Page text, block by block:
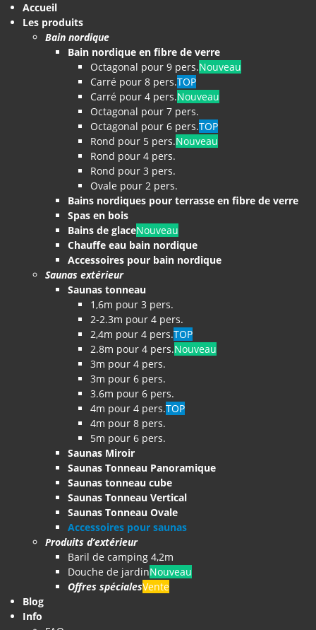
Accueil
Les produits
Bain nordique
Bain nordique en fibre de verre
Octagonal pour 9 pers.Nouveau
Carré pour 8 pers.TOP
Carré pour 4 pers.Nouveau
Octagonal pour 7 pers.
Octagonal pour 6 pers.TOP
Rond pour 5 pers.Nouveau
Rond pour 4 pers.
Rond pour 3 pers.
Ovale pour 2 pers.
Bains nordiques pour terrasse en fibre de verre
Spas en bois
Bains de glaceNouveau
Chauffe eau bain nordique
Accessoires pour bain nordique
Saunas extérieur
Saunas tonneau
1,6m pour 3 pers.
2-2.3m pour 4 pers.
2,4m pour 4 pers.TOP
2.8m pour 4 pers.Nouveau
3m pour 4 pers.
3m pour 6 pers.
3.6m pour 6 pers.
4m pour 4 pers.TOP
4m pour 8 pers.
5m pour 6 pers.
Saunas Miroir
Saunas Tonneau Panoramique
Saunas tonneau cube
Saunas Tonneau Vertical
Saunas Tonneau Ovale
Accessoires pour saunas
Produits d’extérieur
Baril de camping 4,2m
Douche de jardinNouveau
Offres spécialesVente
Blog
Info